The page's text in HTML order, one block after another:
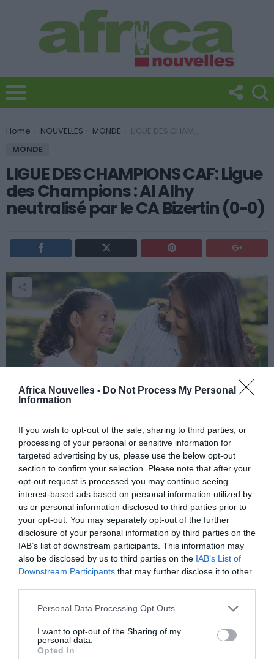
Africa Nouvelles - Do Not Process My Personal
Information
If you wish to opt-out of the sale, sharing to third parties, or
processing of your personal or sensitive information for
targeted advertising by us, please use the below opt-out
section to confirm your selection. Please note that after your
opt-out request is processed you may continue seeing
interest-based ads based on personal information utilized by
us or personal information disclosed to third parties prior to
your opt-out. You may separately opt-out of the further
disclosure of your personal information by third parties on the
IAB’s list of downstream participants. This information may
also be disclosed by us to third parties on the IAB’s List of
Downstream Participants that may further disclose it to other
Personal Data Processing Opt Outs
I want to opt-out of the Sharing of my
personal data.
Opted In
You are here:
Home NOUVELLES MONDE
LIGUE DES CHAMPIONS CAF: Ligue des Champions : Al Alhy neutralisé par le CA Bizertin (0-0)
MONDE
LIGUE DES CHAMPIONS CAF: Ligue
des Champions : Al Alhy
neutralisé par le CA Bizertin (0-0)
Bizerte a damé… le pion au champion!
Le Club Athletic Bizertin a fait match nul et vierge
avec le champion en titre, Al Alhy en Tunisie lors des
èmede finale de la Ligue des Champions.
Dominés dans le jeu
par des Egyptiens, les
Tunisiens, aidés par
leur public ont réussi à
Les Bizertins peuvent s’en sortir au match retour dans
deux semaines avec un match nul avec but en